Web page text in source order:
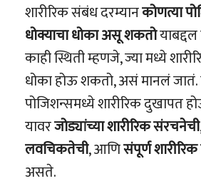
शारीरिक संबंध दरम्यानकोणत्या
धोक्याचा धोका असू शकतोयाबद्दल
काही स्थिती म्हणजे, ज्या मध्ये
धोका होऊ शकतो, असं मानलं जातं.
पोजिशन्समध्ये शारीरिक दुखापत
यावरजोड्यांच्या शारीरिक संरचनेची
लवचिकतेची, आणिसंपूर्ण
असते.